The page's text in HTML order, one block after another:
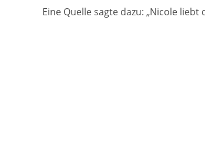
Eine Quelle sagte dazu: „Nicole